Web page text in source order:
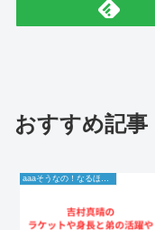
おすすめ記事